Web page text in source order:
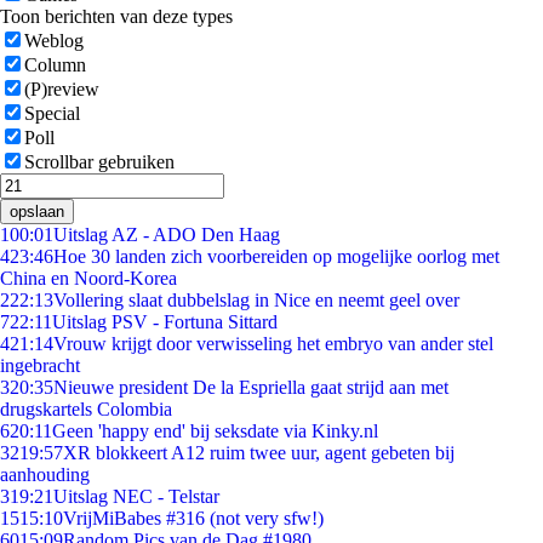
Toon berichten van deze types
Weblog
Column
(P)review
Special
Poll
Scrollbar gebruiken
opslaan
100:01Uitslag AZ - ADO Den Haag
423:46Hoe 30 landen zich voorbereiden op mogelijke oorlog met
China en Noord-Korea
222:13Vollering slaat dubbelslag in Nice en neemt geel over
722:11Uitslag PSV - Fortuna Sittard
421:14Vrouw krijgt door verwisseling het embryo van ander stel
ingebracht
320:35Nieuwe president De la Espriella gaat strijd aan met
drugskartels Colombia
620:11Geen 'happy end' bij seksdate via Kinky.nl
3219:57XR blokkeert A12 ruim twee uur, agent gebeten bij
aanhouding
319:21Uitslag NEC - Telstar
1515:10VrijMiBabes #316 (not very sfw!)